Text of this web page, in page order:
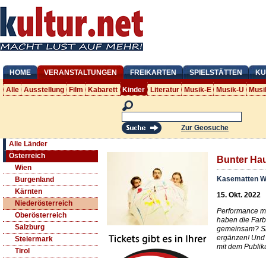
HOME VERANSTALTUNGEN FREIKARTEN SPIELSTÄTTEN
Alle Ausstellung Film Kabarett Kinder Literatur Musik-E Musik-U
Zur Geosuche
Alle Länder
Österreich
Wien
Burgenland
Kärnten
Niederösterreich
Oberösterreich
Salzburg
Steiermark
Tirol
Bunter
Kasematten
15. Okt. 2022
Performance
haben die
gemeinsam?
ergänzen!
mit dem